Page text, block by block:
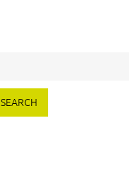
SEARCH